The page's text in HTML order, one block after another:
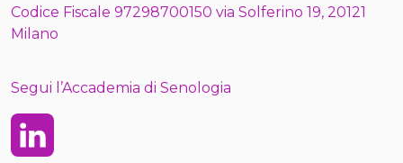
Codice Fiscale 97298700150 via Solferino 19, 20121
Milano
Segui l’Accademia di Senologia
Linkedin